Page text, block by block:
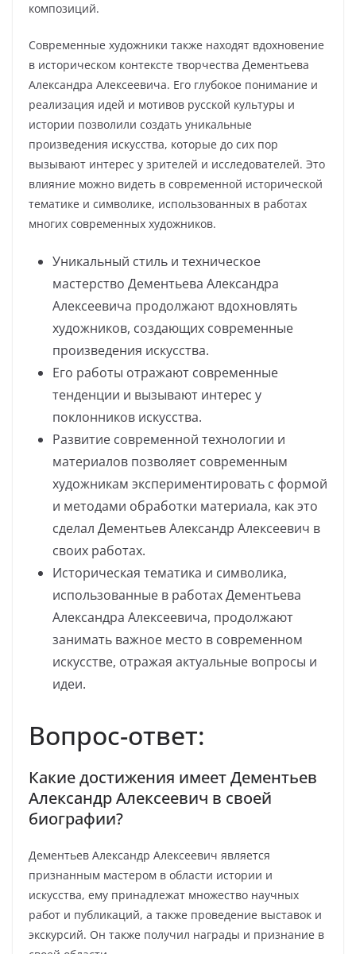
композиций.
Современные художники также находят вдохновение
в историческом контексте творчества Дементьева
Александра Алексеевича. Его глубокое понимание и
реализация идей и мотивов русской культуры и
истории позволили создать уникальные
произведения искусства, которые до сих пор
вызывают интерес у зрителей и исследователей. Это
влияние можно видеть в современной исторической
тематике и символике, использованных в работах
многих современных художников.
Уникальный стиль и техническое
мастерство Дементьева Александра
Алексеевича продолжают вдохновлять
художников, создающих современные
произведения искусства.
Его работы отражают современные
тенденции и вызывают интерес у
поклонников искусства.
Развитие современной технологии и
материалов позволяет современным
художникам экспериментировать с формой
и методами обработки материала, как это
сделал Дементьев Александр Алексеевич в
своих работах.
Историческая тематика и символика,
использованные в работах Дементьева
Александра Алексеевича, продолжают
занимать важное место в современном
искусстве, отражая актуальные вопросы и
идеи.
Вопрос-ответ:
Какие достижения имеет Дементьев
Александр Алексеевич в своей
биографии?
Дементьев Александр Алексеевич является
признанным мастером в области истории и
искусства, ему принадлежат множество научных
работ и публикаций, а также проведение выставок и
экскурсий. Он также получил награды и признание в